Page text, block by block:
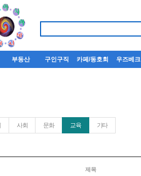
부동산 구인구직 카페/동호회 우즈베크
사회 문화 교육 기타
제목